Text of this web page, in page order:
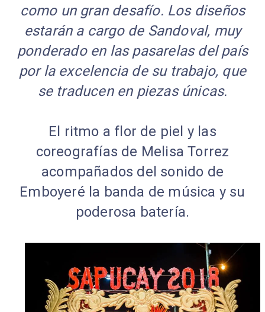
como un gran desafío. Los diseños
estarán a cargo de Sandoval, muy
ponderado en las pasarelas del país
por la excelencia de su trabajo, que
se traducen en piezas únicas.
El ritmo a flor de piel y las
coreografías de Melisa Torrez
acompañados del sonido de
Emboyeré la banda de música y su
poderosa batería.